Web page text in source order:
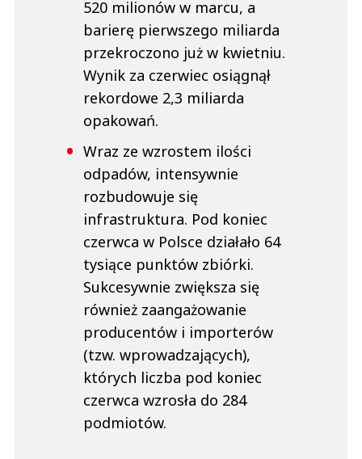
520 milionów w marcu, a
barierę pierwszego miliarda
przekroczono już w kwietniu.
Wynik za czerwiec osiągnął
rekordowe 2,3 miliarda
opakowań.
Wraz ze wzrostem ilości
odpadów, intensywnie
rozbudowuje się
infrastruktura. Pod koniec
czerwca w Polsce działało 64
tysiące punktów zbiórki.
Sukcesywnie zwiększa się
również zaangażowanie
producentów i importerów
(tzw. wprowadzających),
których liczba pod koniec
czerwca wzrosła do 284
podmiotów.